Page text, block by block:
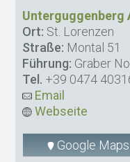
Unterguggenberg
Ort: St. Lorenzen
Straße: Montal 51
Führung: Graber
Tel. +39 0474
Email
Webseite
Google Maps